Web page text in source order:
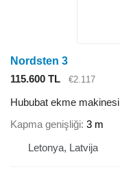
Nordsten 3
115.600 TL
€2.117
Hububat ekme makinesi
Kapma genişliği 3 m
Letonya, Latvija